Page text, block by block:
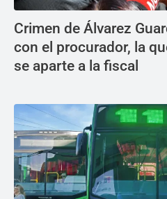
Crimen de Álvarez
con el procurador, la
se aparte a la fiscal